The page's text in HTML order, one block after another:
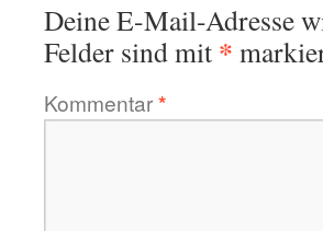
Deine E-Mail-Adresse
Felder sind mit *
Kommentar*